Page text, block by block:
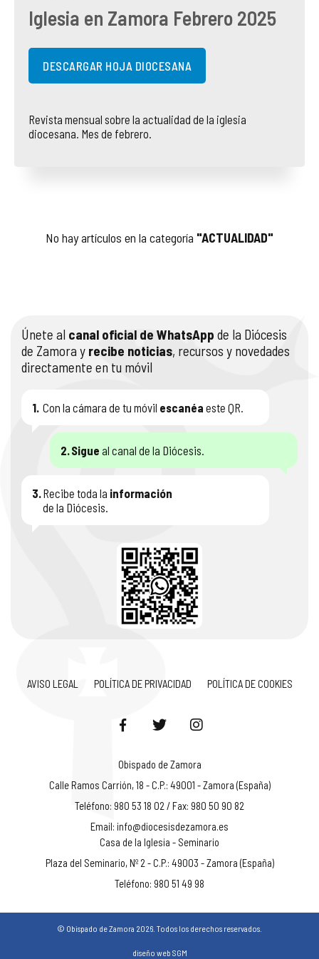
Iglesia en Zamora Febrero 2025
DESCARGAR HOJA DIOCESANA
Revista mensual sobre la actualidad de la iglesia
diocesana. Mes de febrero.
No hay artículos en la categoría "ACTUALIDAD"
Únete al canal oficial de WhatsApp de la Diócesis
de Zamora y recibe noticias, recursos y novedades
directamente en tu móvil
1. Con la cámara de tu móvil escanéa este QR.
2. Sigue al canal de la Diócesis.
3. Recibe toda la información
de la Diócesis.
AVISO LEGAL POLÍTICA DE PRIVACIDAD POLÍTICA DE COOKIES
Obispado de Zamora
Calle Ramos Carrión, 18 - C.P.: 49001 - Zamora (España)
Teléfono: 980 53 18 02 / Fax: 980 50 90 82
Email: info@diocesisdezamora.es
Casa de la Iglesia - Seminario
Plaza del Seminario, Nº 2 - C.P.: 49003 - Zamora (España)
Teléfono: 980 51 49 98
© Obispado de Zamora 2026. Todos los derechos reservados.
diseño web SGM
COMPLIANCE
DOCTRINA DE LA IGLESIA
RENDICIÓN CUENTAS ENTIDADES RELIGIOSAS
PASTORAL SAMARITANA
CENTROS SOCIALES
VIDA CONSAGRADA
IMÁGENES
VÍDEOS